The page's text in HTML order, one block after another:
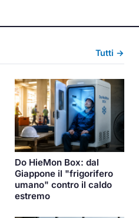
Tutti →
Do HieMon Box: dal
Giappone il "frigorifero
umano" contro il caldo
estremo